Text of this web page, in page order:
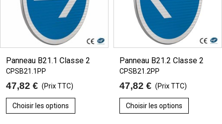
Panneau B21.1 Classe 2
CPSB21.1PP
47,82 € (Prix TTC)
Choisir les options
Panneau B21.2 Classe 2
CPSB21.2PP
47,82 € (Prix TTC)
Choisir les options